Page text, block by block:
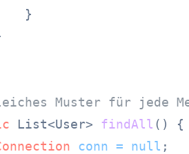
}
Muster für jede
List<User> findAll ()
{
conn = null ;